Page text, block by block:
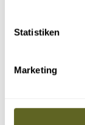
Statistiken
Marketing